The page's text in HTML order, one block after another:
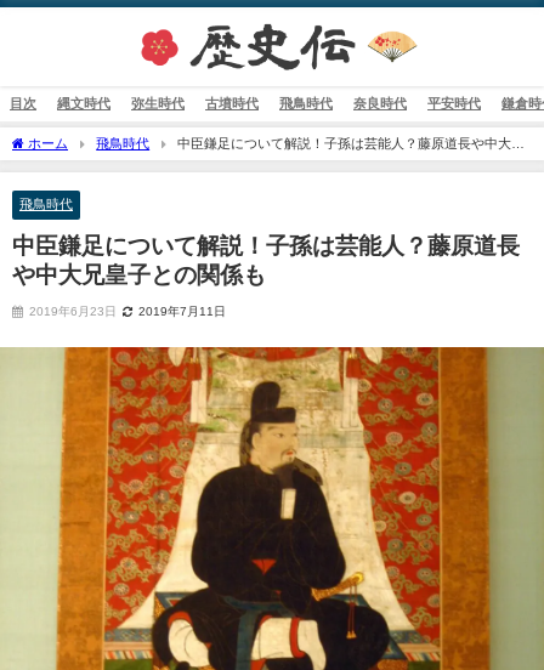
目次 縄文時代 弥生時代 古墳時代 飛鳥時代 奈良時代 平安時代 鎌倉時
ホーム 飛鳥時代
中臣鎌足について解説！子孫は芸能人？藤原道長や中大兄
皇子との関係も
飛鳥時代
中臣鎌足について解説！子孫は芸能人？藤原道長
や中大兄皇子との関係も
2019年6月23日 2019年7月11日